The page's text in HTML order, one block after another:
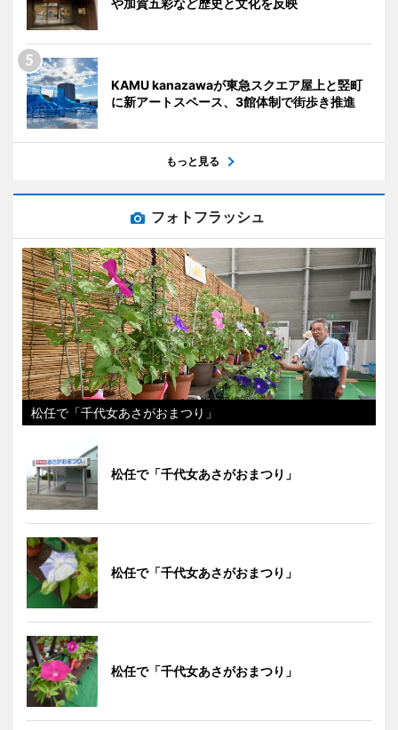
や加賀五彩など歴史と文化を反映
KAMU kanazawaが東急スクエア屋上と竪町
に新アートスペース、3館体制で街歩き推進
もっと見る
フォトフラッシュ
松任で「千代女あさがおまつり」
松任で「千代女あさがおまつり」
松任で「千代女あさがおまつり」
松任で「千代女あさがおまつり」